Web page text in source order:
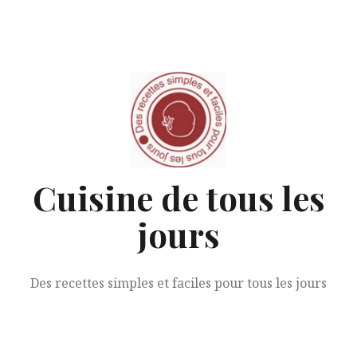
Cuisine de tous les
jours
Des recettes simples et faciles pour tous les jours